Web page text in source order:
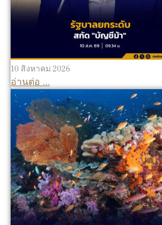
10 สิงหาคม 2026
อ่านต่อ ...